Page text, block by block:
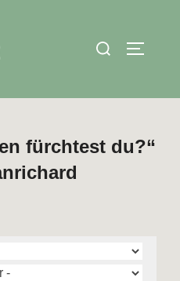
Suchen
fürchtest du?“